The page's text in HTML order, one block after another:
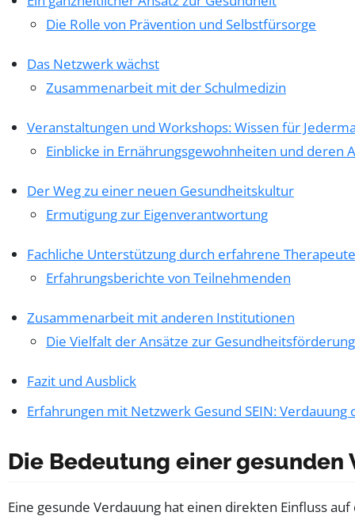
Die Rolle von Prävention und Selbstfürsorge
Das Netzwerk wächst
Zusammenarbeit mit der Schulmedizin
Veranstaltungen und Workshops: Wissen für
Einblicke in Ernährungsgewohnheiten und deren
Der Weg zu einer neuen Gesundheitskultur
Ermutigung zur Eigenverantwortung
Fachliche Unterstützung durch erfahrene
Erfahrungsberichte von Teilnehmenden
Zusammenarbeit mit anderen Institutionen
Die Vielfalt der Ansätze zur Gesundheitsförderung
Fazit und Ausblick
Erfahrungen mit Netzwerk Gesund SEIN:
Die Bedeutung einer gesunden
Eine gesunde Verdauung hat einen direkten Einfluss